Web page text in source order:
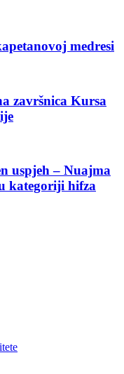
medresi
završnica Kursa
uspjeh – Nuajma
kategoriji hifza